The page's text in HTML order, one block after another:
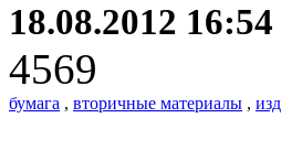
18.08.2012 16:54
4569
бумага , вторичные материалы ,